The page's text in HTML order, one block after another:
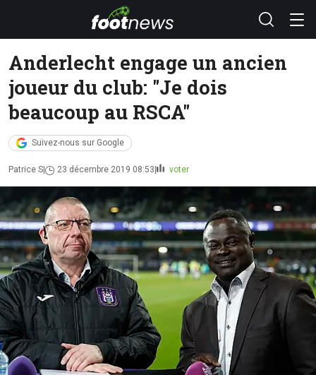
Anderlecht engage un ancien
joueur du club: "Je dois
beaucoup au RSCA"
Suivez-nous sur Google
Patrice S 23 décembre 2019 08:53 voter